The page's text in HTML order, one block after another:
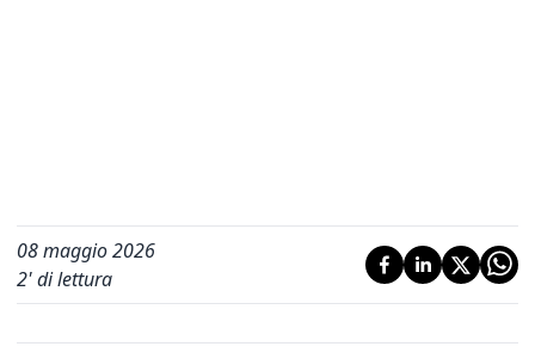
08 maggio 2026
2' di lettura